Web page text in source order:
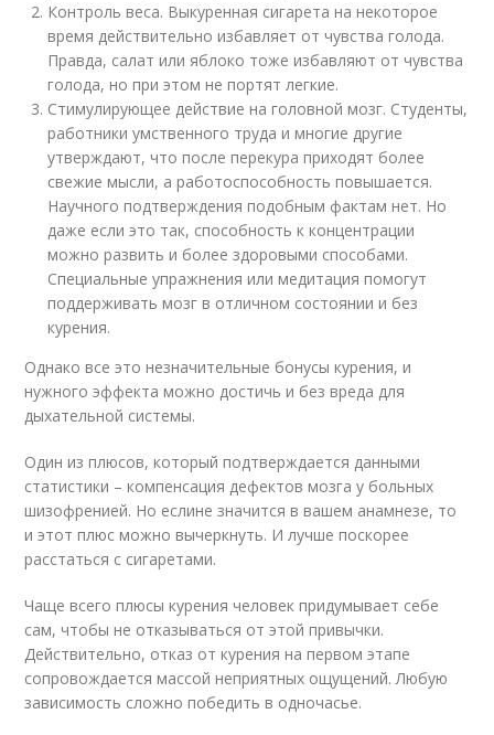
Контроль веса. Выкуренная сигарета на некоторое
время действительно избавляет от чувства голода.
Правда, салат или яблоко тоже избавляют от чувства
голода, но при этом не портят легкие.
Стимулирующее действие на головной мозг. Студенты,
работники умственного труда и многие другие
утверждают, что после перекура приходят более
свежие мысли, а работоспособность повышается.
Научного подтверждения подобным фактам нет. Но
даже если это так, способность к концентрации
можно развить и более здоровыми способами.
Специальные упражнения или медитация помогут
поддерживать мозг в отличном состоянии и без
курения.
Однако все это незначительные бонусы курения, и
нужного эффекта можно достичь и без вреда для
дыхательной системы.
Один из плюсов, который подтверждается данными
статистики – компенсация дефектов мозга у больных
шизофренией. Но еслине значится в вашем анамнезе, то
и этот плюс можно вычеркнуть. И лучше поскорее
расстаться с сигаретами.
Чаще всего плюсы курения человек придумывает себе
сам, чтобы не отказываться от этой привычки.
Действительно, отказ от курения на первом этапе
сопровождается массой неприятных ощущений. Любую
зависимость сложно победить в одночасье.